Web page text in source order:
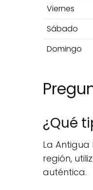
Viernes
Sábado
Domingo
¿Qué
La
región,
auténtica.